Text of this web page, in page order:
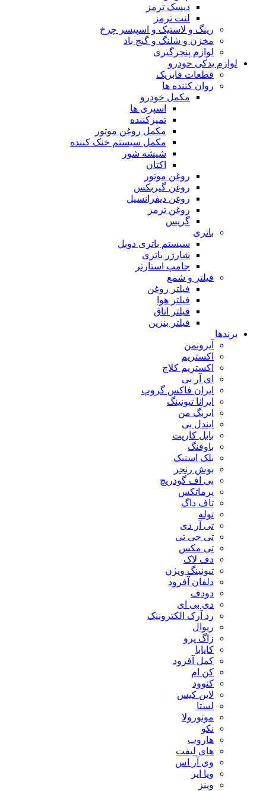
دیسک ترمز
لنت ترمز
رینگ و لاستیک و اسپیسر چرخ
مخزن و شلنگ و گیج باد
لوازم پنچرگیری
لوازم یدکی خودرو
قطعات فابریک
روان کننده ها
مکمل خودرو
اسپری ها
تمیزکننده
مکمل روغن موتور
مکمل سیستم خنک کننده
شیشه شور
اکتان
روغن موتور
روغن گیربکس
روغن دیفرانسیل
روغن ترمز
گریس
باتری
سیستم باتری دوبل
شارژر باتری
جامپ استارتر
فیلتر و شمع
فیلتر روغن
فیلتر هوا
فیلتر اتاق
فیلتر بنزین
برندها
آیرونمن
اکستریم
اکستریم کلاچ
ای آر بی
ایران فاکس گروپ
ایرانا تیونینگ
ایربگ من
ایندل بی
بابل کارپت
باوفنگ
بلک اسنیک
بوش رنجر
بی اف گودریچ
پرماتکس
تاف داگ
توله
تی آر دی
تی جی تی
تی مکس
دف لاک
تیونینگ ویژن
دلفان آفرود
دودف
دی بی ای
رد آرک الکترونیک
ریوال
زاگ پرو
کایابا
کمل آفرود
کن ام
کنوود
لاین کیس
لستا
موتورولا
نکو
هاروپ
های لیفت
وی آر اس
ویا ایر
وینز